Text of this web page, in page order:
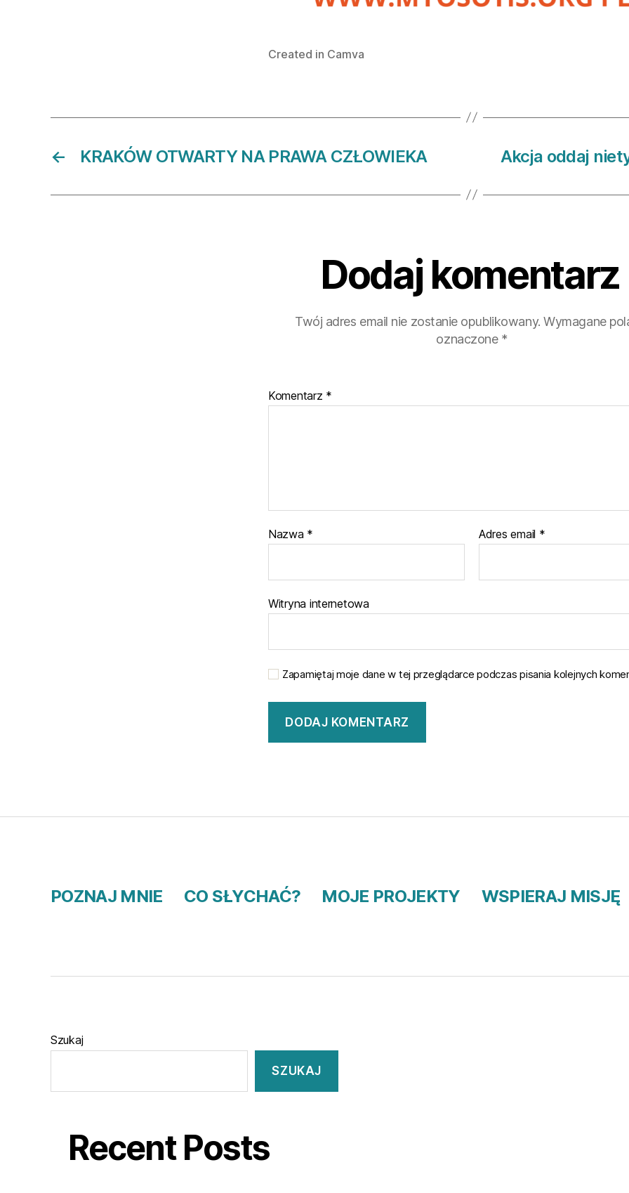
Created in Camva
← KRAKÓW OTWARTY NA PRAWA CZŁOWIEKA Akcja oddaj
Dodaj komentarz
Twój adres email nie zostanie opublikowany. Wymagane
oznaczone *
Komentarz *
Nazwa * Adres email *
Witryna internetowa
Zapamiętaj moje dane w tej przeglądarce podczas pisania kolejnych
POZNAJ MNIE CO SŁYCHAĆ? MOJE PROJEKTY WSPIERAJ MISJĘ
Szukaj
SZUKAJ
Recent Posts